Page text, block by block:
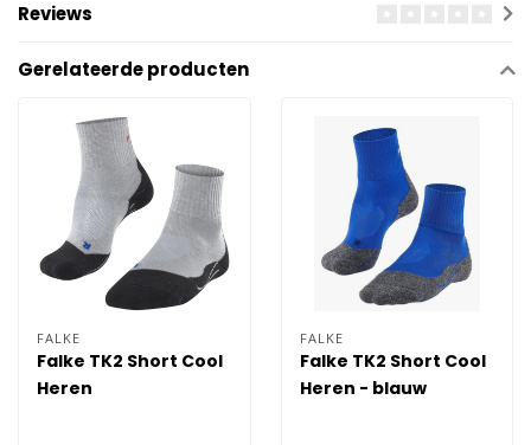
Reviews
Gerelateerde producten
FALKE
Falke TK2 Short Cool
Heren
FALKE
Falke TK2 Short Cool
Heren - blauw